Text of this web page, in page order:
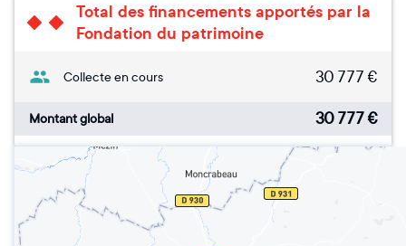
Total des financements apportés par la
Fondation du patrimoine
Collecte en cours 30 777 €
Montant global 30 777€